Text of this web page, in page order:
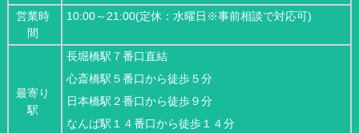
営業時
間
10:00～21:00(定休：水曜日※事前相談で対応可)
最寄り
駅
長堀橋駅７番口直結
心斎橋駅５番口から徒歩５分
日本橋駅２番口から徒歩９分
なんば駅１４番口から徒歩１４分